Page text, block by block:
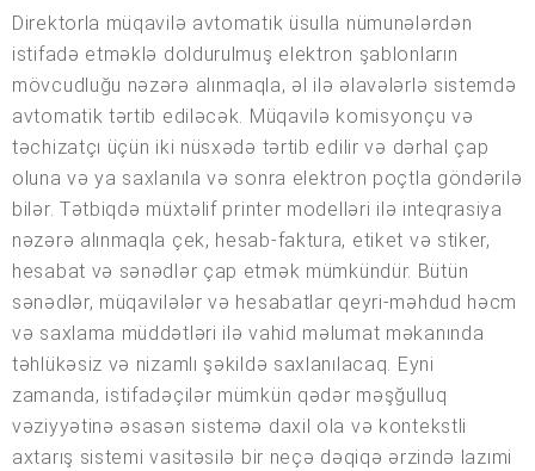
Direktorla müqavilə avtomatik üsulla nümunələrdən
istifadə etməklə doldurulmuş elektron şablonların
mövcudluğu nəzərə alınmaqla, əl ilə əlavələrlə sistemdə
avtomatik tərtib ediləcək. Müqavilə komisyonçu və
təchizatçı üçün iki nüsxədə tərtib edilir və dərhal çap
oluna və ya saxlanıla və sonra elektron poçtla göndərilə
bilər. Tətbiqdə müxtəlif printer modelləri ilə inteqrasiya
nəzərə alınmaqla çek, hesab-faktura, etiket və stiker,
hesabat və sənədlər çap etmək mümkündür. Bütün
sənədlər, müqavilələr və hesabatlar qeyri-məhdud həcm
və saxlama müddətləri ilə vahid məlumat məkanında
təhlükəsiz və nizamlı şəkildə saxlanılacaq. Eyni
zamanda, istifadəçilər mümkün qədər məşğulluq
vəziyyətinə əsasən sistemə daxil ola və kontekstli
axtarış sistemi vasitəsilə bir neçə dəqiqə ərzində lazımi